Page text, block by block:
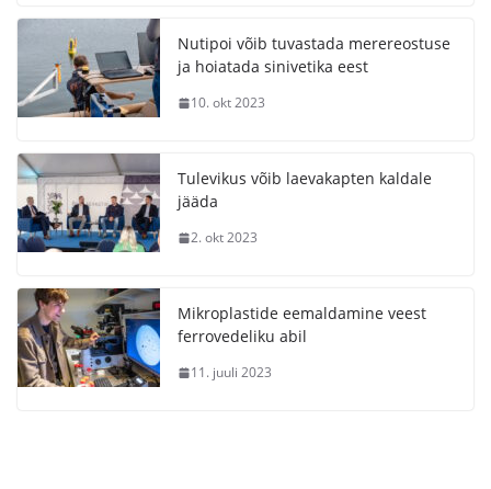
Nutipoi võib tuvastada merereostuse
ja hoiatada sinivetika eest
10. okt 2023
Tulevikus võib laevakapten kaldale
jääda
2. okt 2023
Mikroplastide eemaldamine veest
ferrovedeliku abil
11. juuli 2023